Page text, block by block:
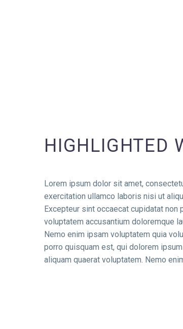
HIGHLIGHTED
Lorem ipsum dolor sit amet,
exercitation ullamco laboris nisi ut
Excepteur sint occaecat cupidatat
voluptatem accusantium doloremque
Nemo enim ipsam voluptatem quia
porro quisquam est, qui dolorem
aliquam quaerat voluptatem. Nemo